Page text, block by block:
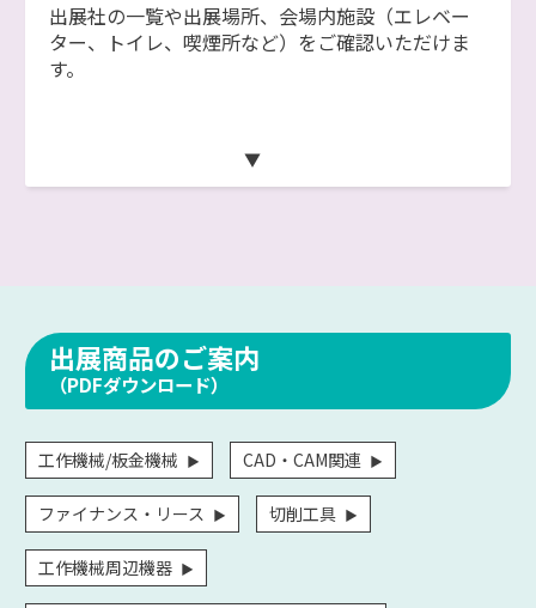
出展社の一覧や出展場所、会場内施設（エレベー
ター、トイレ、喫煙所など）をご確認いただけま
す。
出展商品のご案内
（PDFダウンロード）
工作機械/板金機械 CAD・CAM関連
ファイナンス・リース 切削工具
工作機械周辺機器